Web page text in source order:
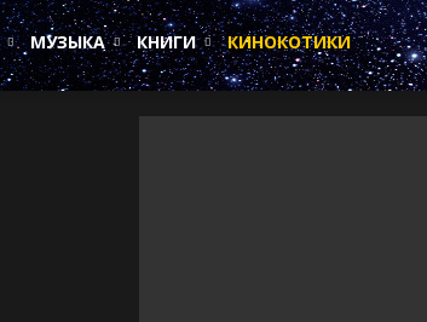
МУЗЫКА КНИГИ КИНОКОТИКИ